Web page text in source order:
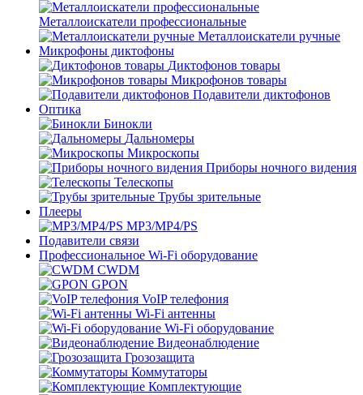
Металлоискатели профессиональные
Металлоискатели ручные
Микрофоны диктофоны
Диктофонов товары
Микрофонов товары
Подавители диктофонов
Оптика
Бинокли
Дальномеры
Микроскопы
Приборы ночного видения
Телескопы
Трубы зрительные
Плееры
MP3/MP4/PS
Подавители связи
Профессиональное Wi-Fi оборудование
CWDM
GPON
VoIP телефония
Wi-Fi антенны
Wi-Fi оборудование
Видеонаблюдение
Грозозащита
Коммутаторы
Комплектующие